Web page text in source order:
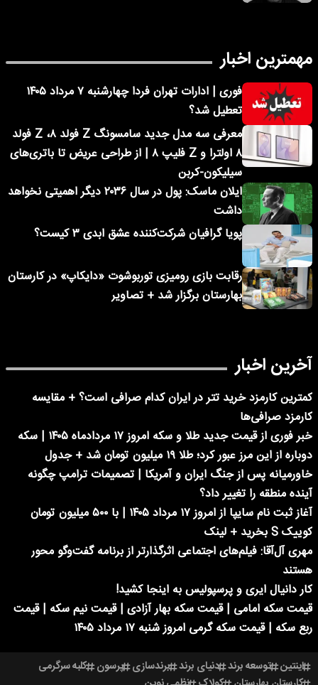
مهمترین اخبار
فوری | ادارات تهران فردا چهارشنبه ۷ مرداد ۱۴۰۵
تعطیل شد؟
معرفی سه مدل جدید سامسونگ Z فولد ۸، Z فولد
۸ اولترا و Z فلیپ ۸ | از طراحی عریض تا باتری‌های
سیلیکون-کربن
ایلان ماسک: پول در سال ۲۰۳۶ دیگر اهمیتی نخواهد
داشت
پویا گرافیان شرکت‌کننده عشق ابدی ۳ کیست؟
رقابت بازی رومیزی توربوشوت «دایکاپ» در کارستان
بهارستان برگزار شد + تصاویر
آخرین اخبار
کمترین کارمزد خرید تتر در ایران کدام صرافی است؟ + مقایسه
کارمزد صرافی‌ها
خبر فوری از قیمت جدید طلا و سکه امروز ۱۷ مردادماه ۱۴۰۵ | سکه
دوباره از این مرز عبور کرد؛ طلا ۱۹ میلیون تومان شد + جدول
خاورمیانه پس از جنگ ایران و آمریکا | تصمیمات ترامپ چگونه
آینده منطقه را تغییر داد؟
آغاز ثبت نام سایپا از امروز ۱۷ مرداد ۱۴۰۵ | با ۵۰۰ میلیون تومان
کوییک S بخرید + لینک
مهری آل‌آقا: فیلم‌های اجتماعی اثرگذارتر از برنامه گفت‌وگو محور
هستند
کار دانیال ایری و پرسپولیس به اینجا کشید!
قیمت سکه امامی | قیمت سکه بهار آزادی | قیمت نیم سکه | قیمت
ربع سکه | قیمت سکه گرمی امروز شنبه ۱۷ مرداد ۱۴۰۵
اینتین توسعه برند دنیای برند برندسازی پرسون کلبه سرگرمی